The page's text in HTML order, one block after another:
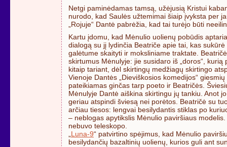
Netgi paminėdamas tamsą, užėjusią Kristui
nurodo, kad Saulės užtemimai šiaip įvyksta per
„Rojuje“ Dantė pabrėžia, kad tai turėjo būti
Kartu įdomu, kad Mėnulio uolienų pobūdis
dialogą su jį lydinčia Beatriče apie tai, kas sukūrė
galėtume skaityti ir moksliniame traktate.
skirtumus Mėnulyje: jie susidaro iš „doros“, kurią
kitaip tariant, dėl skirtingų medžiagų skirtingo
Vienoje Dantės „Dieviškosios komedijos“ giesmių
pateikiamas ginčas tarp poeto ir Beatričės.
Mėnulyje Dantė aiškina skirtingu jų tankiu. Anot
geriau atspindi šviesą nei porėtos. Beatričė su
arčiau tiesos: lengvai besilydantis stiklas po
– neblogas apytikslis Mėnulio paviršiaus
nebuvo teleskopo.
Luna-9“ patvirtino spėjimus, kad Mėnulio
besilydančių bazaltinių uolienų, kurios guli ant